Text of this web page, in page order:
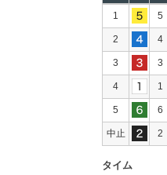
1 5
2 4
3 3
4 1
5 6
中止 2
タイム